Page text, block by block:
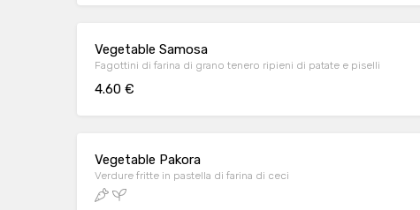
Vegetable Samosa
Fagottini di farina di grano tenero ripieni di patate e piselli
4.60 €
Vegetable Pakora
Verdure fritte in pastella di farina di ceci